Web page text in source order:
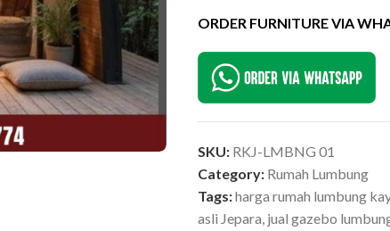
ORDER FURNITURE VIA
SKU: RKJ-LMBNG 01
Category: Rumah Lumbung
Tags:harga rumah lumbung
asli Jepara, jual gazebo